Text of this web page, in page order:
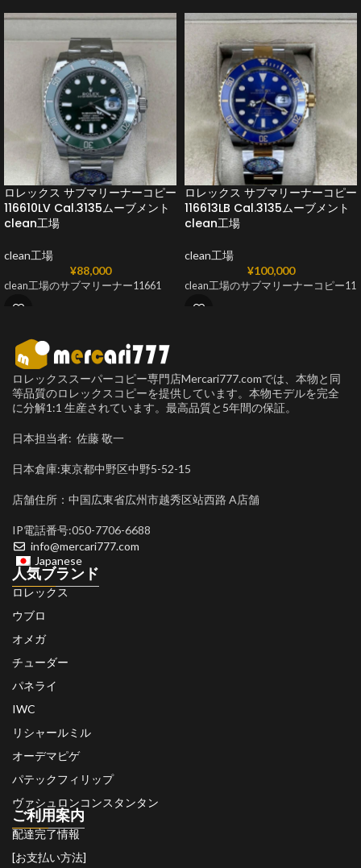
ロレックス サブマリーナーコピー
116610LV Cal.3135ムーブメント
clean工場
clean工場
¥88,000
clean工場のサブマリーナー11661
ロレックス サブマリーナーコピー
116613LB Cal.3135ムーブメント
clean工場
clean工場
¥100,000
clean工場のサブマリーナーコピー11
ロレックススーパーコピー専門店Mercari777.comでは、本物と同
等品質のロレックスコピーを提供しています。本物モデルを完全
に分解1:1 生産されています。最高品質と5年間の保証。
日本担当者: 佐藤 敬一
日本倉庫:東京都中野区中野5-52-15
店舗住所：中国広東省広州市越秀区站西路 A店舗
IP電話番号:050-7706-6688
info@mercari777.com
Japanese
人気ブランド
ロレックス
ウブロ
オメガ
チューダー
パネライ
IWC
リシャールミル
オーデマピゲ
パテックフィリップ
ヴァシュロンコンスタンタン
ご利用案内
配達完了情報
[お支払い方法]